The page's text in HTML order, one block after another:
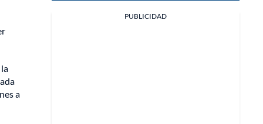
a
PUBLICIDAD